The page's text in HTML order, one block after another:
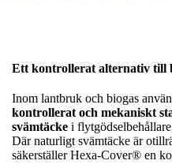
Ett kontrollerat alternativ till
Inom lantbruk och biogas
kontrollerat och mekaniskt
svämtäcke i
Där naturligt svämtäcke är
säkerställer Hexa-Cover® en